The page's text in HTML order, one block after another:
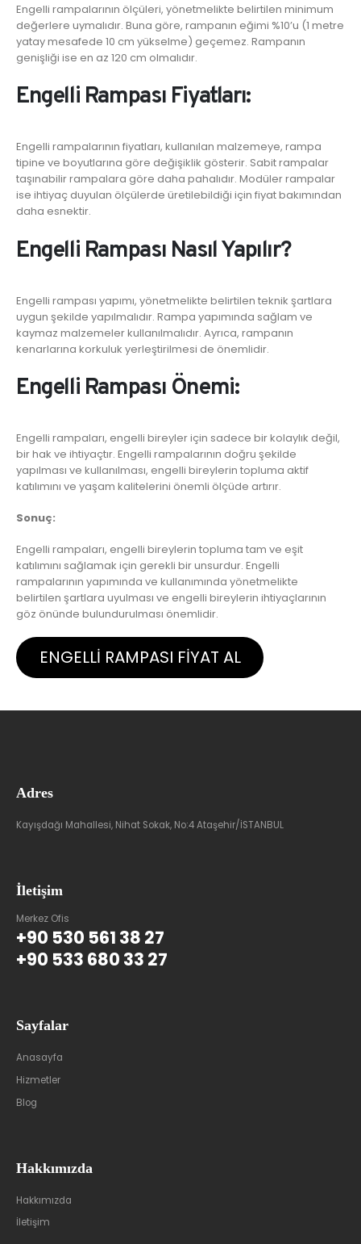
Engelli rampalarının ölçüleri, yönetmelikte belirtilen minimum
değerlere uymalıdır. Buna göre, rampanın eğimi %10’u (1 metre
yatay mesafede 10 cm yükselme) geçemez. Rampanın
genişliği ise en az 120 cm olmalıdır.
Engelli Rampası Fiyatları:
Engelli rampalarının fiyatları, kullanılan malzemeye, rampa
tipine ve boyutlarına göre değişiklik gösterir. Sabit rampalar
taşınabilir rampalara göre daha pahalıdır. Modüler rampalar
ise ihtiyaç duyulan ölçülerde üretilebildiği için fiyat bakımından
daha esnektir.
Engelli Rampası Nasıl Yapılır?
Engelli rampası yapımı, yönetmelikte belirtilen teknik şartlara
uygun şekilde yapılmalıdır. Rampa yapımında sağlam ve
kaymaz malzemeler kullanılmalıdır. Ayrıca, rampanın
kenarlarına korkuluk yerleştirilmesi de önemlidir.
Engelli Rampası Önemi:
Engelli rampaları, engelli bireyler için sadece bir kolaylık değil,
bir hak ve ihtiyaçtır. Engelli rampalarının doğru şekilde
yapılması ve kullanılması, engelli bireylerin topluma aktif
katılımını ve yaşam kalitelerini önemli ölçüde artırır.
Sonuç:
Engelli rampaları, engelli bireylerin topluma tam ve eşit
katılımını sağlamak için gerekli bir unsurdur. Engelli
rampalarının yapımında ve kullanımında yönetmelikte
belirtilen şartlara uyulması ve engelli bireylerin ihtiyaçlarının
göz önünde bulundurulması önemlidir.
ENGELLİ RAMPASI FİYAT AL
Adres
Kayışdağı Mahallesi, Nihat Sokak, No:4 Ataşehir/İSTANBUL
İletişim
Merkez Ofis
+90 530 561 38 27
+90 533 680 33 27
Sayfalar
Anasayfa
Hizmetler
Blog
Hakkımızda
Hakkımızda
İletişim